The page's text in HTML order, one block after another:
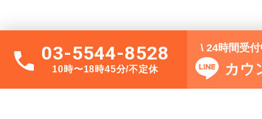
03-5544-8528
10時〜18時45分/不定休
\ 24時間受
カウ